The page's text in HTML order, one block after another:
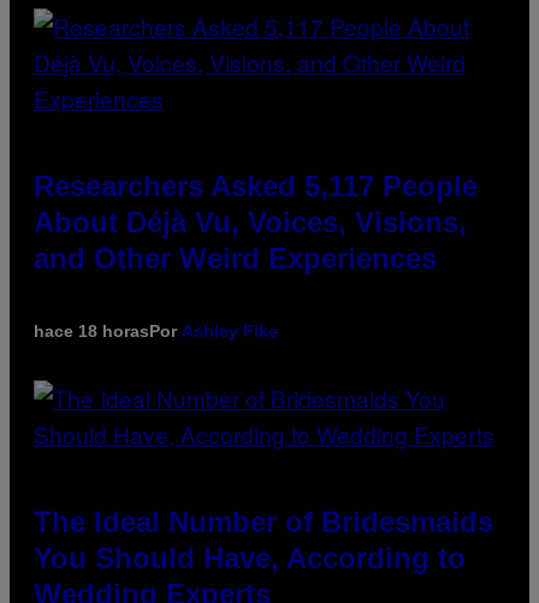
Researchers Asked 5,117 People
About Déjà Vu, Voices, Visions,
and Other Weird Experiences
hace 18 horasPor Ashley Fike
The Ideal Number of Bridesmaids
You Should Have, According to
Wedding Experts